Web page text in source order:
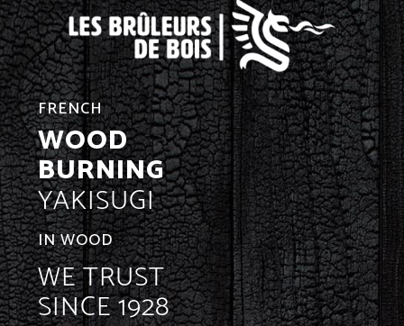
FRENCH
WOOD
BURNING
YAKISUGI
IN WOOD
WE TRUST
SINCE 1928